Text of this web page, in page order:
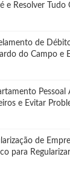
e Resolver Tudo
de
do Campo e
e Evitar
de
para